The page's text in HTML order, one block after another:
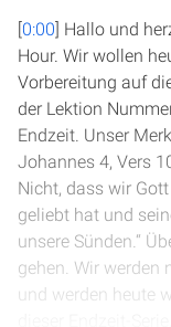
[0:00] Hallo und
Hour. Wir wollen
Vorbereitung auf
der Lektion
Endzeit. Unser
Johannes 4, Vers
Nicht, dass wir
geliebt hat und
unsere Sünden.“
gehen. Wir werden
und werden heute